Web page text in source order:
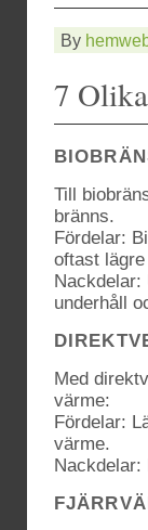
By
7
Till
bränns.
Fördelar:
oftast
Nackdelar:
underhåll
Med
värme:
Fördelar:
värme.
Nackdelar: